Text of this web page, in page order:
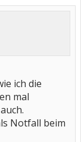
ich die
mal
Notfall beim